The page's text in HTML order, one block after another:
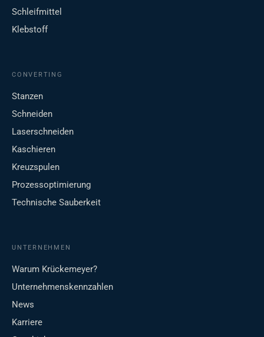
Schleifmittel
Klebstoff
CONVERTING
Stanzen
Schneiden
Laserschneiden
Kaschieren
Kreuzspulen
Prozessoptimierung
Technische Sauberkeit
UNTERNEHMEN
Warum Krückemeyer?
Unternehmenskennzahlen
News
Karriere